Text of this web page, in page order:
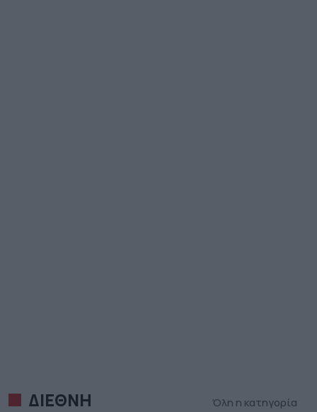
ΔΙΕΘΝΗ Όλη η κατηγορία